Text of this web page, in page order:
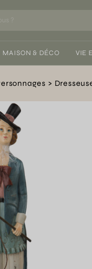
MAISON & DÉCO VIE